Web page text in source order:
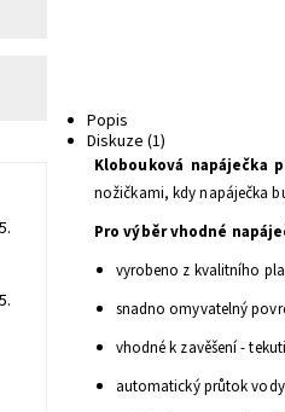
Popis
Diskuze (1)
Klobouková napáječka
nožičkami, kdy napáječka
Pro výběr vhodné
vyrobeno z kvalitního
snadno omyvatelný
vhodné k zavěšení -
automatický průtok vody